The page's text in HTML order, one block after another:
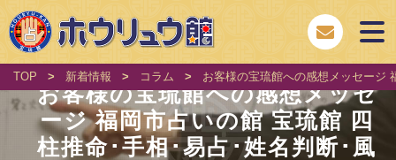
TOP > 新着情報 > コラム > お客様の宝琉館への感想メッセージ
お客様の宝琉館への感想メッセ
ージ 福岡市占いの館 宝琉館 四
柱推命･手相･易占･姓名判断･風